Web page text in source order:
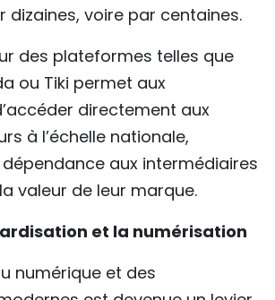
dizaines, voire par centaines.
des plateformes telles que
ou Tiki permet aux
directement aux
à l’échelle nationale,
aux intermédiaires
valeur de leur marque.
et la numérisation
numérique et des